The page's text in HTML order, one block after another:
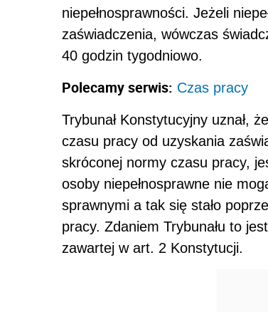
niepełnosprawności. Jeżeli
zaświadczenia, wówczas
40 godzin tygodniowo.
Polecamy serwis: Czas pracy
Trybunał Konstytucyjny uznał,
czasu pracy od uzyskania
skróconej normy czasu pracy,
osoby niepełnosprawne nie
sprawnymi a tak się stało
pracy. Zdaniem Trybunału to
zawartej w art. 2 Konstytucji.